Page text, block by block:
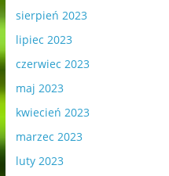
sierpień 2023
lipiec 2023
czerwiec 2023
maj 2023
kwiecień 2023
marzec 2023
luty 2023